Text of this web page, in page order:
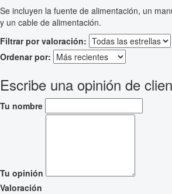
Se incluyen la fuente de alimentación, un
y un cable de alimentación.
Filtrar por valoración:
Ordenar por:
Escribe una opinión de
Tu nombre
Tu opinión
Valoración